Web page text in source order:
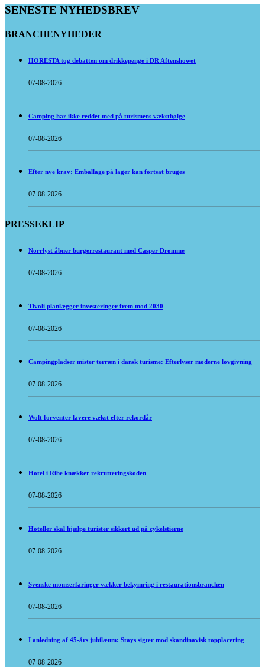
SENESTE NYHEDSBREV
BRANCHENYHEDER
HORESTA tog debatten om drikkepenge i DR Aftenshowet
07-08-2026
Camping har ikke reddet med på turismens vækstbølge
07-08-2026
Efter nye krav: Emballage på lager kan fortsat bruges
07-08-2026
PRESSEKLIP
Norrlyst åbner burgerrestaurant med Casper Drømme
07-08-2026
Tivoli planlægger investeringer frem mod 2030
07-08-2026
Campingpladser mister terræn i dansk turisme: Efterlyser moderne lovgivning
07-08-2026
Wolt forventer lavere vækst efter rekordår
07-08-2026
Hotel i Ribe knækker rekrutteringskoden
07-08-2026
Hoteller skal hjælpe turister sikkert ud på cykelstierne
07-08-2026
Svenske momserfaringer vækker bekymring i restaurationsbranchen
07-08-2026
I anledning af 45-års jubilæum: Stays sigter mod skandinavisk topplacering
07-08-2026